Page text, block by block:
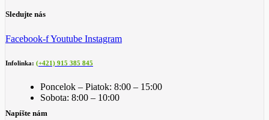
Sledujte nás
Facebook-fYoutube Instagram
Infolinka: (+421) 915 385 845
Poncelok – Piatok: 8:00 – 15:00
Sobota: 8:00 – 10:00
Napíšte nám